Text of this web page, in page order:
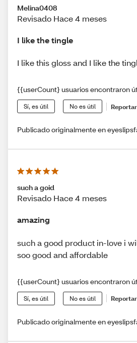
Melina0408
Revisado Hace 4 meses
I like the tingle
I like this gloss and I like the
{{userCount} usuarios encontraron
Sí, es útil No es útil Reportar
Publicado originalmente en
such a goid
Revisado Hace 4 meses
amazing
such a good product in-love i
soo good and affordable
{{userCount} usuarios encontraron
Sí, es útil No es útil Reportar
Publicado originalmente en